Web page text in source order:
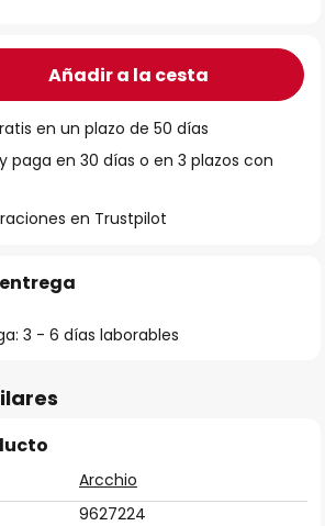
Añadir a la cesta
en un plazo de 50 días
paga en 30 días o en 3 plazos con
en Trustpilot
3 - 6 días laborables
Arcchio
9627224